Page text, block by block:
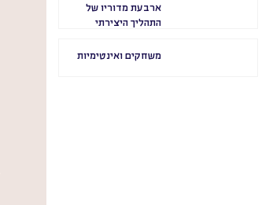
ארבעת מדוריו של
התהליך היצירתי
משחקים ואינטימיות